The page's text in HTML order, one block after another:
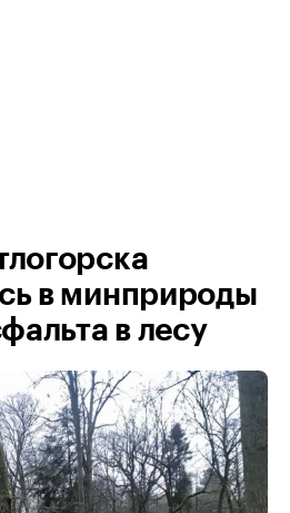
в минприроды
в лесу